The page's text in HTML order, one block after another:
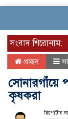
সংবাদ শিরোনাম:
প্রচ্ছদ
সোনারগাঁয়ে
কৃষকরা
রিপোর্টার